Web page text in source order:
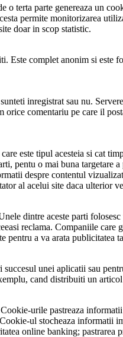
terta parte genereaza un
permite monitorizarea
doar in scop statistic.
Este complet anonim si
inregistrat sau nu.
comentariu pe care il
este tipul acesteia si cat
pentu o mai buna
despre contentul
al acelui site daca ulterior
dintre aceste parti
reclama. Companiile
a va arata publicitatea
unei aplicatii sau
cand distribuiti un
urile pastreaza
ul stocheaza
online banking; pastrarea